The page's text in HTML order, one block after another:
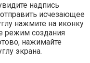
надпись
исчезающее
нажмите на иконку
режим создания
нажимайте
экрана.